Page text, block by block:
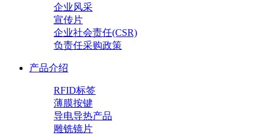
企业风采
宣传片
企业社会责任(CSR)
负责任采购政策
产品介绍
RFID标签
薄膜按键
导电导热产品
雕铣镜片